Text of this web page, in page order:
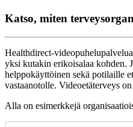
Katso, miten
Healthdirect-videopuhelupalvelua
yksi kutakin erikoisalaa kohden.
helppokäyttöinen sekä potilaille
vastaanotolle. Videoetäterveys on
Alla on esimerkkejä